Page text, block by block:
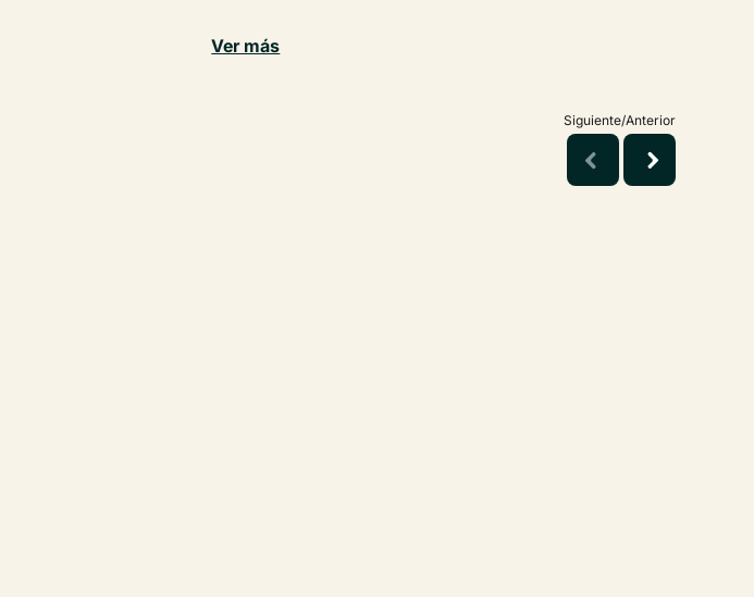
Ver más
Siguiente/Anterior